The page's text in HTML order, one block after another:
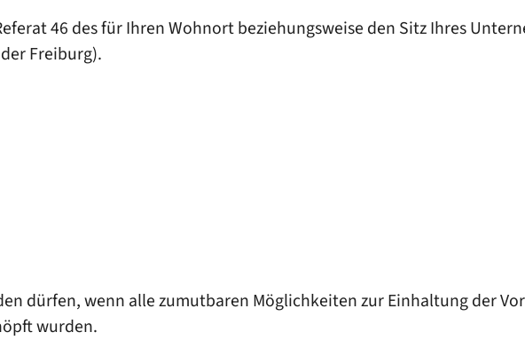
46 des für Ihren Wohnort beziehungsweise den Sitz Ihres
Freiburg).
dürfen, wenn alle zumutbaren Möglichkeiten zur Einhaltung der
wurden.